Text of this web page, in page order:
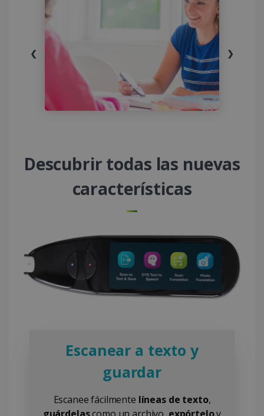
❮ ❯
Descubrir todas las nuevas
características
Escanear a texto y
guardar
Escanee fácilmente líneas de texto,